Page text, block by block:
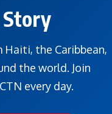
Story
the Caribbean,
the world. Join
every day.